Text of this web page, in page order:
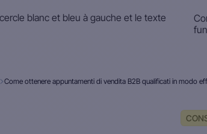
Come ottenere appuntamenti di vendita B2B qualificati in modo